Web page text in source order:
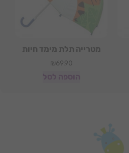
מטרייה תלת מימד חיות
₪69.90